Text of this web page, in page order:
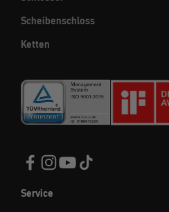
Scheibenschloss
Ketten
Service